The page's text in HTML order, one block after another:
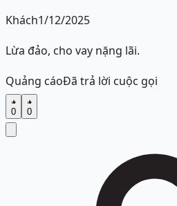
Khách1/12/2025
Lừa đảo, cho vay nặng lãi.
Quảng cáoĐã trả lời cuộc gọi
0 0